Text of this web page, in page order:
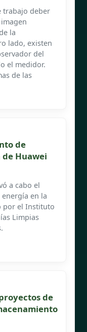
trabajo deber
la
lado, existen
del
el medidor.
de las
de
Huawei
a cabo el
en la
por el Instituto
Limpias
de